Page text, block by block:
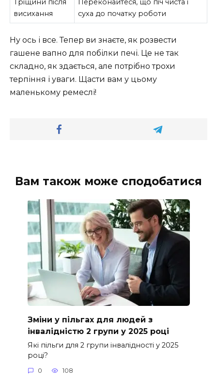
Тріщини після
висихання
Переконайтеся, що піч чиста і
суха до початку роботи
Ну ось і все. Тепер ви знаєте, як розвести
гашене вапно для побілки печі. Це не так
складно, як здається, але потрібно трохи
терпіння і уваги. Щасти вам у цьому
маленькому ремеслі!
Вам також може сподобатися
Зміни у пільгах для людей з
інвалідністю 2 групи у 2025 році
Які пільги для 2 групи інвалідності у 2025
році?
0 108